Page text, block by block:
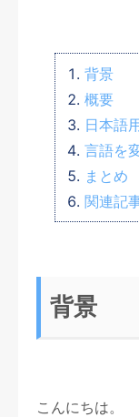
背景
概要
日本語
言語を
まとめ
関連記
背景
こんにちは。